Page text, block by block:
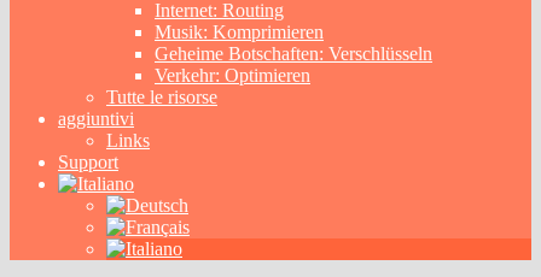
Internet: Routing
Musik: Komprimieren
Geheime Botschaften: Verschlüsseln
Verkehr: Optimieren
Tutte le risorse
aggiuntivi
Links
Support